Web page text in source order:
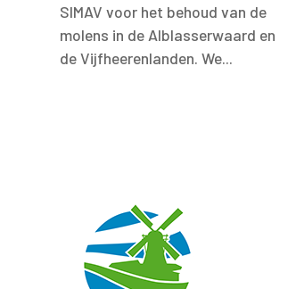
SIMAV voor het behoud van de
molens in de Alblasserwaard en
de Vijfheerenlanden. We...